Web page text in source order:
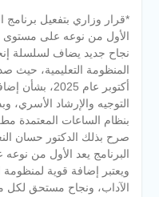
*قرار وزاري بتفعيل برنامج
الأول من نوعه على مستوى
نجاح جديد يضاف لسلسلة
أكتوبر عام
التوجيه والإرشاد الأسري،
صرح بذلك الدكتور حسان
البرنامج يعد الأول من
ويعتبر إضافة قوية لمنظومة
الآداب، ونجاح مستحق